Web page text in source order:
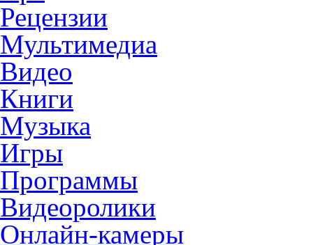
Рецензии
Мультимедиа
Видео
Книги
Музыка
Игры
Программы
Видеоролики
Онлайн-камеры